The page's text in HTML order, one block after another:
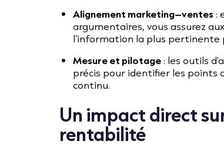
Alignement marketing–ventes:
argumentaires, vous assurez
l’information la plus pertinente
Mesure et pilotage: les outils
précis pour identifier les points
continu.
Un impact direct
rentabilité